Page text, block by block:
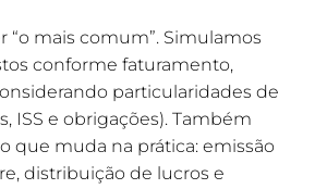
“o mais comum”. Simulamos
conforme faturamento,
particularidades de
ISS e obrigações). Também
que muda na prática: emissão
distribuição de lucros e